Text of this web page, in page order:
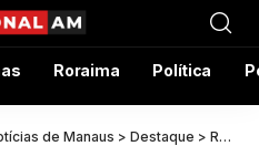
Roraima Política
de Manaus > Destaque > Rádio Câmara Manaus produz especial sobre o Festival de Parintins para rede nacional